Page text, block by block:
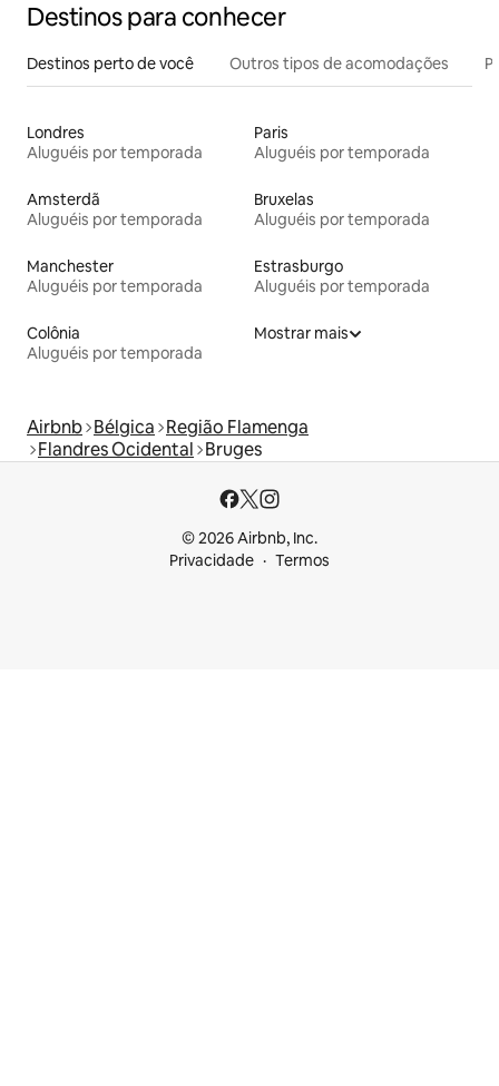
Destinos para conhecer
Destinos perto de você Outros tipos de acomodações
Londres
Aluguéis por temporada
Paris
Aluguéis por temporada
Amsterdã
Aluguéis por temporada
Bruxelas
Aluguéis por temporada
Manchester
Aluguéis por temporada
Estrasburgo
Aluguéis por temporada
Colônia
Aluguéis por temporada
Mostrar mais
Airbnb Bélgica Região Flamenga
Flandres Ocidental Bruges
© 2026 Airbnb, Inc.
Privacidade
Termos